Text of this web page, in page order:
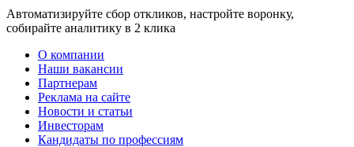
Автоматизируйте сбор откликов, настройте воронку,
собирайте аналитику в 2 клика
О компании
Наши вакансии
Партнерам
Реклама на сайте
Новости и статьи
Инвесторам
Кандидаты по профессиям